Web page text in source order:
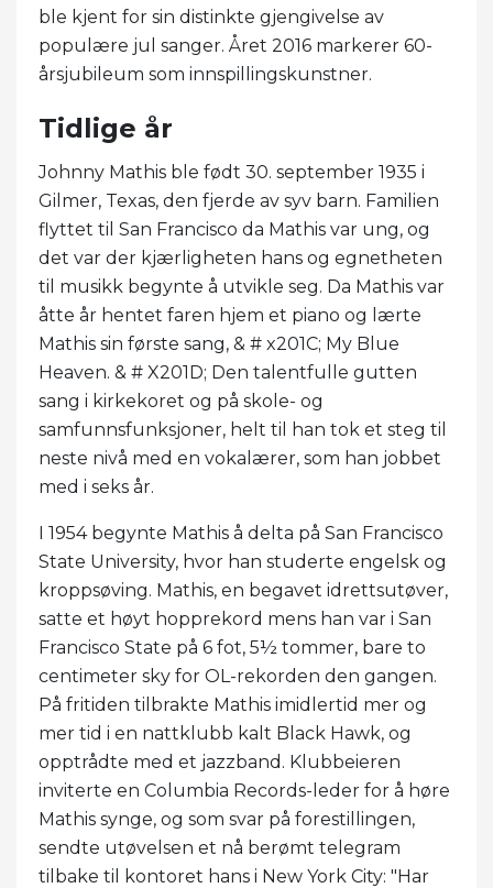
ble kjent for sin distinkte gjengivelse av
populære jul sanger. Året 2016 markerer 60-
årsjubileum som innspillingskunstner.
Tidlige år
Johnny Mathis ble født 30. september 1935 i
Gilmer, Texas, den fjerde av syv barn. Familien
flyttet til San Francisco da Mathis var ung, og
det var der kjærligheten hans og egnetheten
til musikk begynte å utvikle seg. Da Mathis var
åtte år hentet faren hjem et piano og lærte
Mathis sin første sang, & # x201C; My Blue
Heaven. & # X201D; Den talentfulle gutten
sang i kirkekoret og på skole- og
samfunnsfunksjoner, helt til han tok et steg til
neste nivå med en vokalærer, som han jobbet
med i seks år.
I 1954 begynte Mathis å delta på San Francisco
State University, hvor han studerte engelsk og
kroppsøving. Mathis, en begavet idrettsutøver,
satte et høyt hopprekord mens han var i San
Francisco State på 6 fot, 5½ tommer, bare to
centimeter sky for OL-rekorden den gangen.
På fritiden tilbrakte Mathis imidlertid mer og
mer tid i en nattklubb kalt Black Hawk, og
opptrådte med et jazzband. Klubbeieren
inviterte en Columbia Records-leder for å høre
Mathis synge, og som svar på forestillingen,
sendte utøvelsen et nå berømt telegram
tilbake til kontoret hans i New York City: "Har